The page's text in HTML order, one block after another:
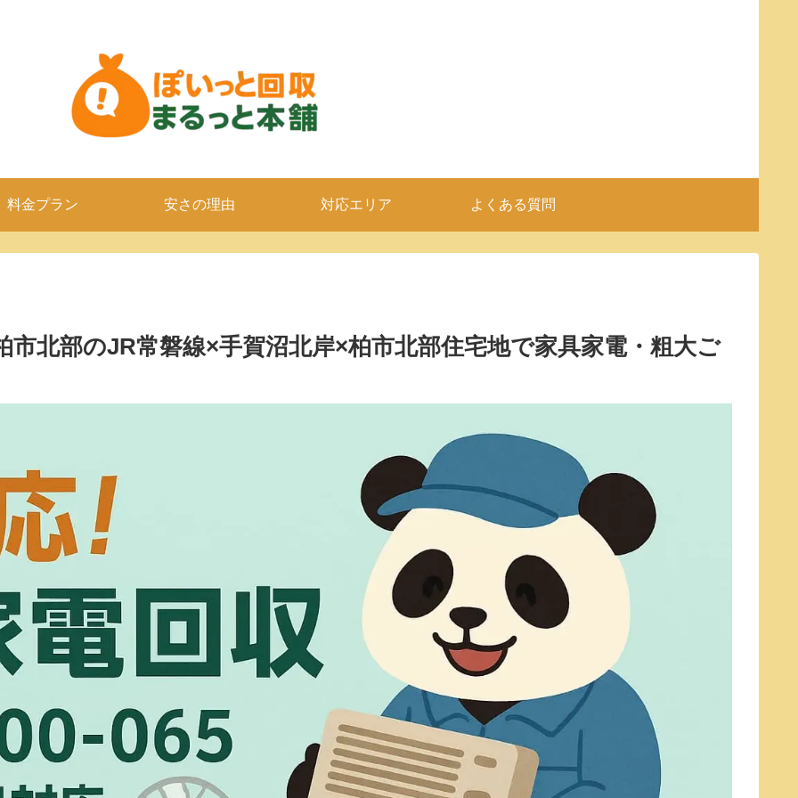
料金プラン 安さの理由 対応エリア よくある質問
市北部のJR常磐線×手賀沼北岸×柏市北部住宅地で家具家電・粗大ご